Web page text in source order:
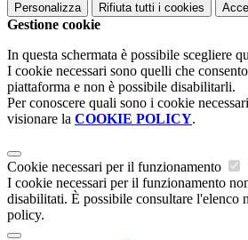
Personalizza Rifiuta tutti i cookies
Gestione cookie
In questa schermata è possibile scegliere
I cookie necessari sono quelli che
piattaforma e non è possibile disabilitarli.
Per conoscere quali sono i cookie
visionare la COOKIE POLICY.
Cookie necessari per il funzionamento
I cookie necessari per il funzionamento
disabilitati. È possibile consultare l'elenco
policy.